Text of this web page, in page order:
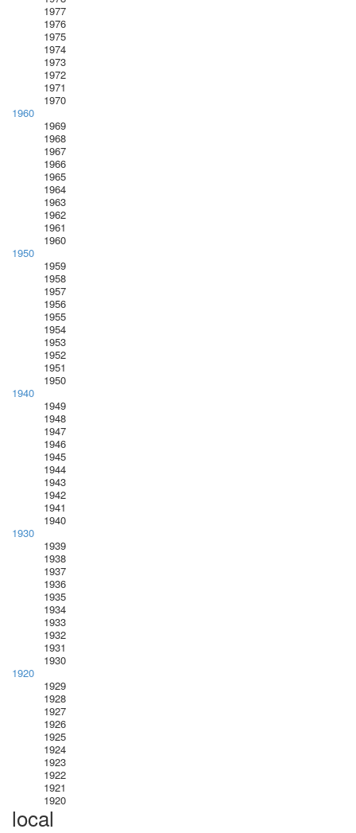
1977
1976
1975
1974
1973
1972
1971
1970
1960
1969
1968
1967
1966
1965
1964
1963
1962
1961
1960
1950
1959
1958
1957
1956
1955
1954
1953
1952
1951
1950
1940
1949
1948
1947
1946
1945
1944
1943
1942
1941
1940
1930
1939
1938
1937
1936
1935
1934
1933
1932
1931
1930
1920
1929
1928
1927
1926
1925
1924
1923
1922
1921
1920
local